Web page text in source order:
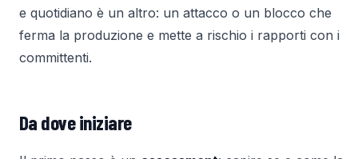
e quotidiano è un altro: un attacco o un blocco che
ferma la produzione e mette a rischio i rapporti con i
committenti.
Da dove iniziare